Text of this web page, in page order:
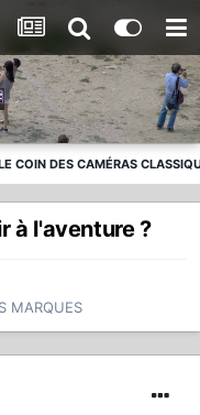
COIN DES CAMÉRAS
à l'aventure ?
MARQUES